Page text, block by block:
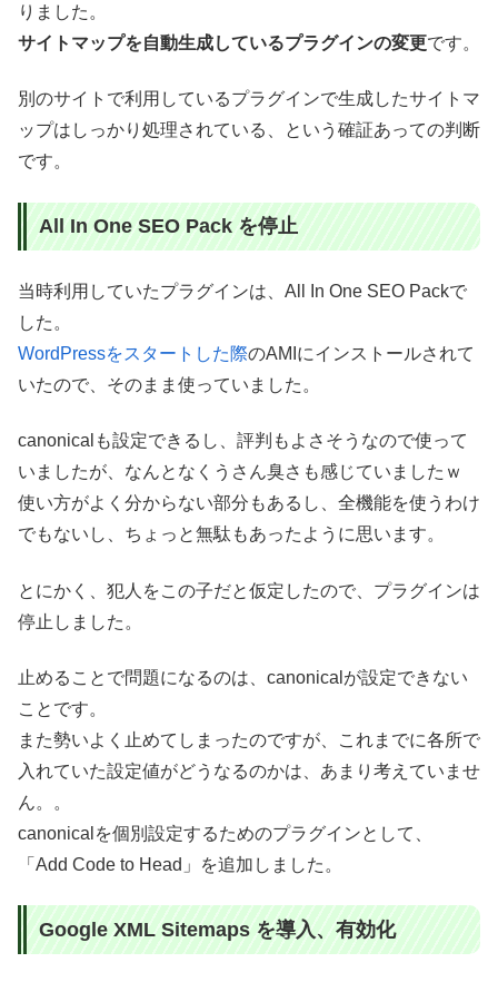
りました。
サイトマップを自動生成しているプラグインの変更です。
別のサイトで利用しているプラグインで生成したサイトマ
ップはしっかり処理されている、という確証あっての判断
です。
All In One SEO Pack を停止
当時利用していたプラグインは、All In One SEO Packで
した。
WordPressをスタートした際のAMIにインストールされて
いたので、そのまま使っていました。
canonicalも設定できるし、評判もよさそうなので使って
いましたが、なんとなくうさん臭さも感じていましたｗ
使い方がよく分からない部分もあるし、全機能を使うわけ
でもないし、ちょっと無駄もあったように思います。
とにかく、犯人をこの子だと仮定したので、プラグインは
停止しました。
止めることで問題になるのは、canonicalが設定できない
ことです。
また勢いよく止めてしまったのですが、これまでに各所で
入れていた設定値がどうなるのかは、あまり考えていませ
ん。。
canonicalを個別設定するためのプラグインとして、
「Add Code to Head」を追加しました。
Google XML Sitemaps を導入、有効化